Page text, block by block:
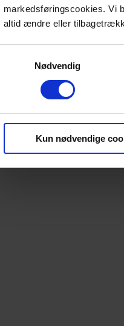
markedsføringscookies. Vi
altid ændre eller
Nødvendig
Kun nødvendige